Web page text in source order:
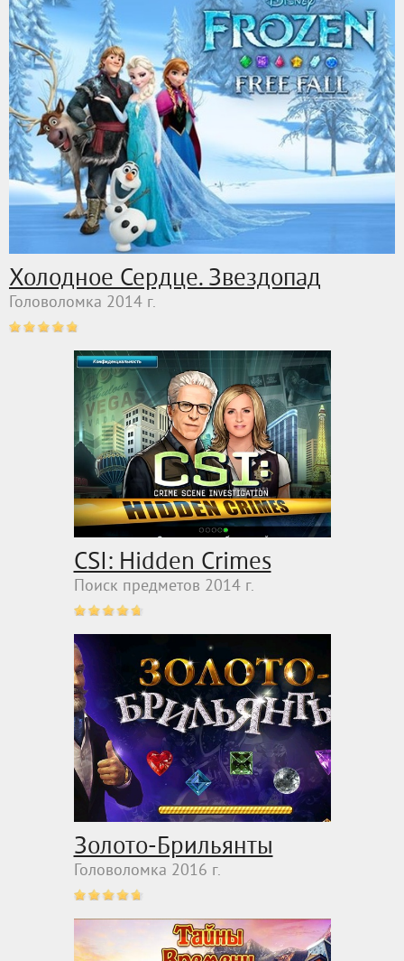
Холодное Сердце. Звездопад
Головоломка 2014 г.
CSI: Hidden Crimes
Поиск предметов 2014 г.
Золото-Брильянты
Головоломка 2016 г.